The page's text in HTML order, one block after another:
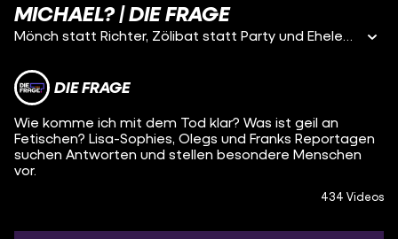
MICHAEL? | DIE FRAGE
Mönch statt Richter, Zölibat statt Party und Eheleben, Kloster statt Eigenheim – all das sind Entscheidungen, die Bruder Michael getroffen hat. Damals war er einfach nur Michael und hat gemerkt, dass ihm in seinem Leben etwas fehlt. Aber wieso hat er sich so entschieden? Wie wird man Mönch und was sind seine Aufgaben? Oleg besucht Bruder Michael und will auch wissen: Was hält er von den Ansichten der Kirche? Was ist das Schwierigste im Leben eines Mönchs? Und was denkt Michael über sein nicht gelebtes Leben? Auf all diese Fragen sucht Oleg Antworten – in einem Kloster in Würzburg.
DIE FRAGE
Wie komme ich mit dem Tod klar? Was ist geil an
Fetischen? Lisa-Sophies, Olegs und Franks Reportagen
suchen Antworten und stellen besondere Menschen
vor.
434 Videos